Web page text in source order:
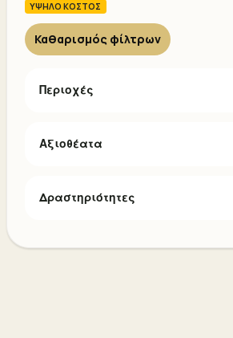
ΥΨΗΛΟ ΚΟΣΤΟΣ
Καθαρισμός φίλτρων
Περιοχές
Αξιοθέατα
Δραστηριότητες